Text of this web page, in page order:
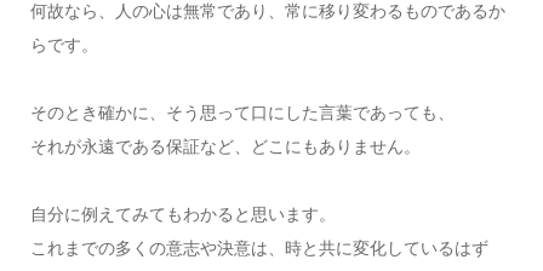
何故なら、人の心は無常であり、常に移り変わるものであるか
らです。
そのとき確かに、そう思って口にした言葉であっても、
それが永遠である保証など、どこにもありません。
自分に例えてみてもわかると思います。
これまでの多くの意志や決意は、時と共に変化しているはず